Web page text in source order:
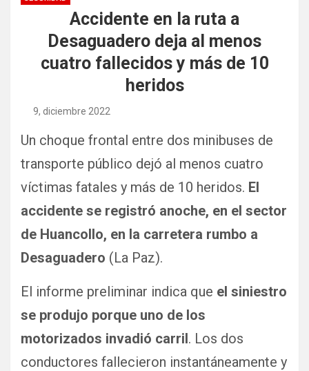
Accidente en la ruta a
Desaguadero deja al menos
cuatro fallecidos y más de 10
heridos
9, diciembre 2022
Un choque frontal entre dos minibuses de
transporte público dejó al menos cuatro
víctimas fatales y más de 10 heridos. El
accidente se registró anoche, en el sector
de Huancollo, en la carretera rumbo a
Desaguadero (La Paz).
El informe preliminar indica que el siniestro
se produjo porque uno de los
motorizados invadió carril. Los dos
conductores fallecieron instantáneamente y